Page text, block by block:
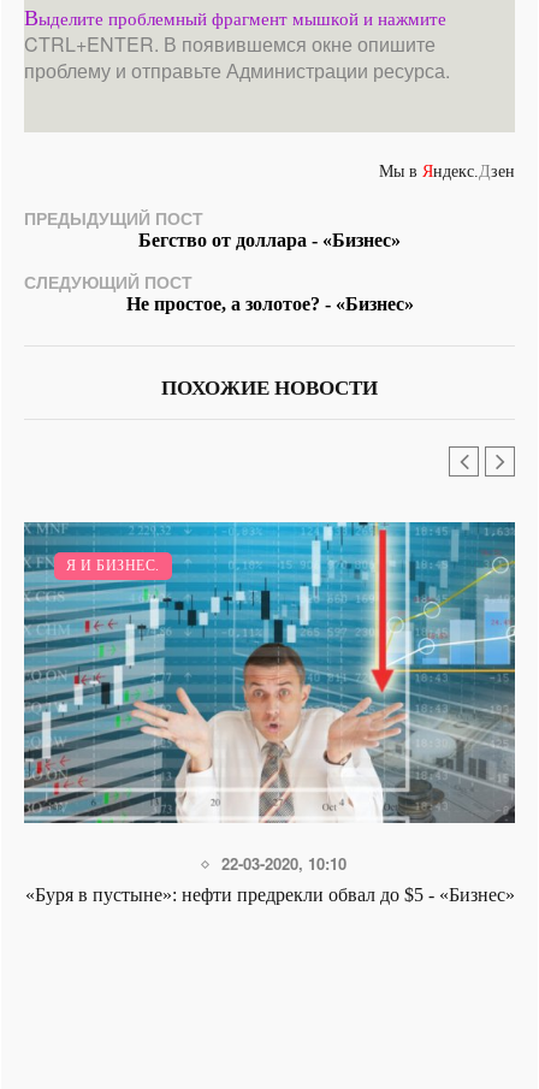
Выделите проблемный фрагмент мышкой и нажмите
CTRL+ENTER. В появившемся окне опишите
проблему и отправьте Администрации ресурса.
Мы в Яндекс. Дзен
ПРЕДЫДУЩИЙ ПОСТ
Бегство от доллара - «Бизнес»
СЛЕДУЮЩИЙ ПОСТ
Не простое, а золотое? - «Бизнес»
ПОХОЖИЕ НОВОСТИ
Я И БИЗНЕС.
15-11-2017, 00:00
Нефть не прокормит Россию - «Бизнес»